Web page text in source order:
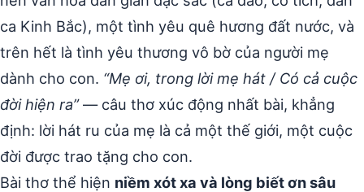
ca Kinh Bắc), một tình yêu quê hương đất nước, và
trên hết là tình yêu thương vô bờ của người mẹ
dành cho con. “Mẹ ơi, trong lời mẹ hát / Có cả cuộc
đời hiện ra”— câu thơ xúc động nhất bài, khẳng
định: lời hát ru của mẹ là cả một thế giới, một cuộc
đời được trao tặng cho con.
Bài thơ thể hiện niềm xót xa và lòng biết ơn sâu